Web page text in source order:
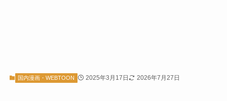
国内漫画・WEBTOON 2025年3月17日 2026年7月27日